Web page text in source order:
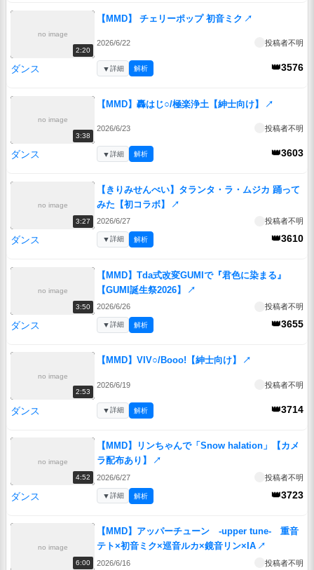
no image
2:20
【MMD】 チェリーポップ 初音ミク ↗
2026/6/22 投稿者不明
ダンス 👑3576
▼詳細 解析
no image
3:38
【MMD】轟はじ○/極楽浄土【紳士向け】 ↗
2026/6/23 投稿者不明
ダンス 👑3603
▼詳細 解析
no image
3:27
【きりみせんべい】タランタ・ラ・ムジカ 踊って
みた【初コラボ】
↗
2026/6/27 投稿者不明
ダンス 👑3610
▼詳細 解析
no image
3:50
【MMD】Tda式改変GUMIで『君色に染まる』
【GUMI誕生祭2026】
↗
2026/6/26 投稿者不明
ダンス 👑3655
▼詳細 解析
no image
2:53
【MMD】VIV○/Booo!【紳士向け】 ↗
2026/6/19 投稿者不明
ダンス 👑3714
▼詳細 解析
no image
4:52
【MMD】リンちゃんで「Snow halation」【カメ
ラ配布あり】
↗
2026/6/27 投稿者不明
ダンス 👑3723
▼詳細 解析
no image
6:00
【MMD】アッパーチューン -upper tune- 重音
テト×初音ミク×巡音ルカ×鏡音リン×IA ↗
2026/6/16 投稿者不明